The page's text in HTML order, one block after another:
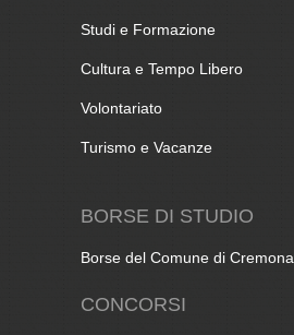
Studi e Formazione
Cultura e Tempo Libero
Volontariato
Turismo e Vacanze
BORSE DI STUDIO
Borse del Comune di Cremona
CONCORSI